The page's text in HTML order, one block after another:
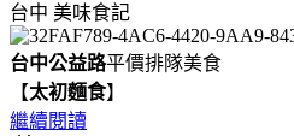
台中 美味食記
台中公益路平價排隊美食
【太初麵食】
繼續閱讀